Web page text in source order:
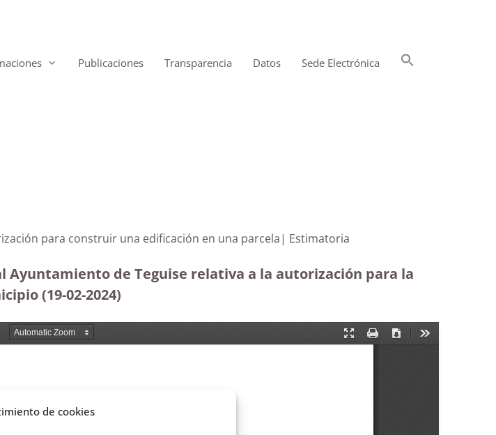
de cookies
Publicaciones Transparencia Datos Sede Electrónica
autorización para construir una edificación en una parcela| Estimatoria
de Teguise relativa a la autorización para la
(19-02-2024)